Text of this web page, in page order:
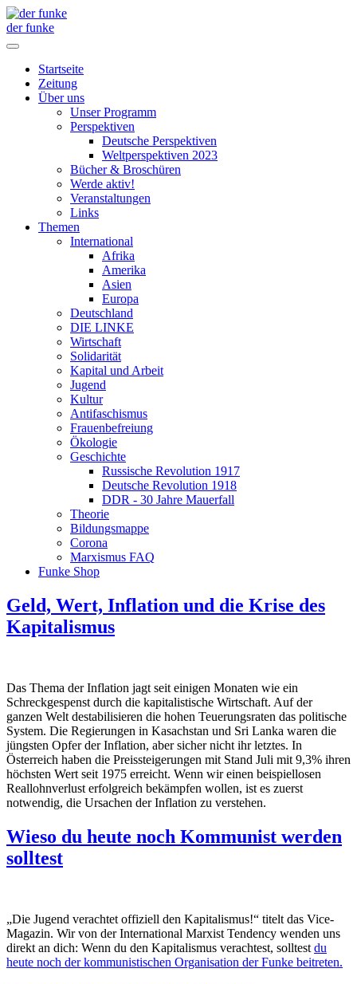
der funke
Startseite
Zeitung
Über uns
Unser Programm
Perspektiven
Deutsche Perspektiven
Weltperspektiven 2023
Bücher & Broschüren
Werde aktiv!
Veranstaltungen
Links
Themen
International
Afrika
Amerika
Asien
Europa
Deutschland
DIE LINKE
Wirtschaft
Solidarität
Kapital und Arbeit
Jugend
Kultur
Antifaschismus
Frauenbefreiung
Ökologie
Geschichte
Russische Revolution 1917
Deutsche Revolution 1918
DDR - 30 Jahre Mauerfall
Theorie
Bildungsmappe
Corona
Marxismus FAQ
Funke Shop
Geld, Wert, Inflation und die Krise des
Kapitalismus
Das Thema der Inflation jagt seit einigen Monaten wie ein
Schreckgespenst durch die kapitalistische Wirtschaft. Auf der
ganzen Welt destabilisieren die hohen Teuerungsraten das politische
System. Die Regierungen in Kasachstan und Sri Lanka waren die
jüngsten Opfer der Inflation, aber sicher nicht ihr letztes. In
Österreich haben die Preissteigerungen mit Stand Juli mit 9,3% ihren
höchsten Wert seit 1975 erreicht. Wenn wir einen beispiellosen
Reallohnverlust erfolgreich bekämpfen wollen, ist es zuerst
notwendig, die Ursachen der Inflation zu verstehen.
Wieso du heute noch Kommunist werden
solltest
„Die Jugend verachtet offiziell den Kapitalismus!“ titelt das Vice-
Magazin. Wir von der International Marxist Tendency wenden uns
direkt an dich: Wenn du den Kapitalismus verachtest, solltest du
heute noch der kommunistischen Organisation der Funke beitreten.